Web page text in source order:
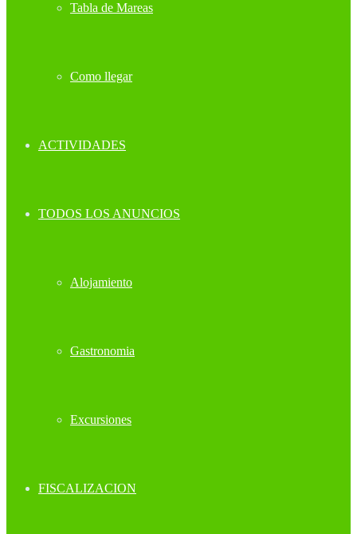
Tabla de Mareas
Como llegar
ACTIVIDADES
TODOS LOS ANUNCIOS
Alojamiento
Gastronomia
Excursiones
FISCALIZACION